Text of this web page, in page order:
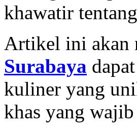
khawatir
Artikel ini akan
Surabaya
kuliner yang
khas yang